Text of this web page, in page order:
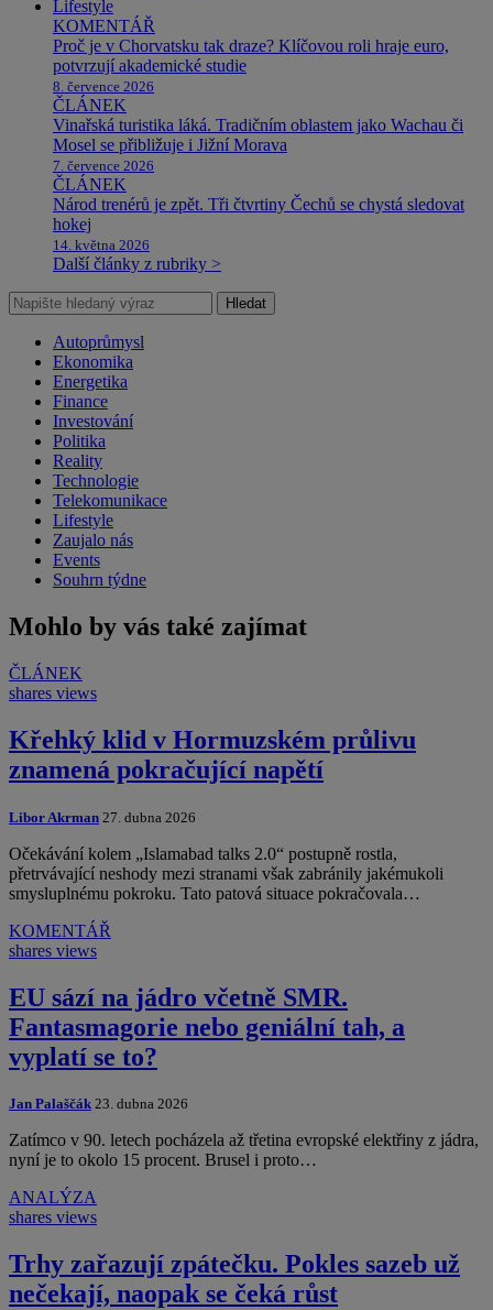
Lifestyle
KOMENTÁŘ
Proč je v Chorvatsku tak draze? Klíčovou roli hraje euro,
potvrzují akademické studie
8. července 2026
ČLÁNEK
Vinařská turistika láká. Tradičním oblastem jako Wachau či
Mosel se přibližuje i Jižní Morava
7. července 2026
ČLÁNEK
Národ trenérů je zpět. Tři čtvrtiny Čechů se chystá sledovat
hokej
14. května 2026
Další články z rubriky >
Hledat
Autoprůmysl
Ekonomika
Energetika
Finance
Investování
Politika
Reality
Technologie
Telekomunikace
Lifestyle
Zaujalo nás
Events
Souhrn týdne
Mohlo by vás také zajímat
ČLÁNEK
shares views
Křehký klid v Hormuzském průlivu
znamená pokračující napětí
Libor Akrman 27. dubna 2026
Očekávání kolem „Islamabad talks 2.0“ postupně rostla,
přetrvávající neshody mezi stranami však zabránily jakémukoli
smysluplnému pokroku. Tato patová situace pokračovala…
KOMENTÁŘ
shares views
EU sází na jádro včetně SMR.
Fantasmagorie nebo geniální tah, a
vyplatí se to?
Jan Palaščák 23. dubna 2026
Zatímco v 90. letech pocházela až třetina evropské elektřiny z jádra,
nyní je to okolo 15 procent. Brusel i proto…
ANALÝZA
shares views
Trhy zařazují zpátečku. Pokles sazeb už
nečekají, naopak se čeká růst